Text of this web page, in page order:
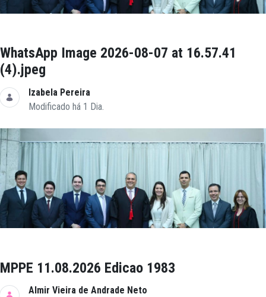
WhatsApp Image 2026-08-07 at 16.57.41
(4).jpeg
Izabela Pereira
Modificado há 1 Dia.
MPPE 11.08.2026 Edicao 1983
Almir Vieira de Andrade Neto